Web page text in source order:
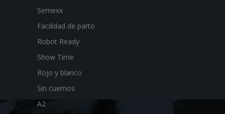
Semexx
Facilidad de parto
Robot Ready
Show Time
Rojo y blanco
Sin cuernos
A2